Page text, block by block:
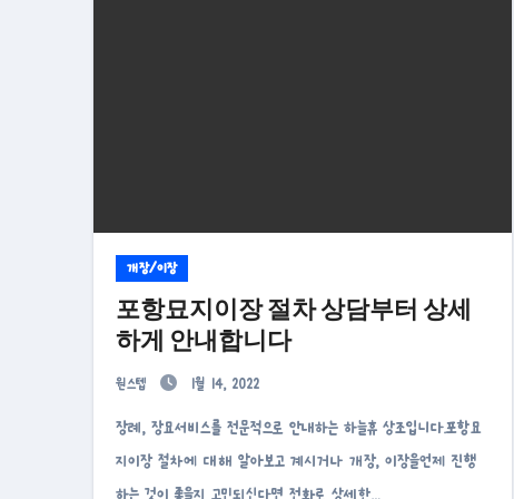
개장/이장
포항묘지이장 절차 상담부터 상세
하게 안내합니다
원스텝 1월 14, 2022
장례, 장묘서비스를 전문적으로 안내하는 하늘휴 상조입니다.포항묘
지이장 절차에 대해 알아보고 계시거나 개장, 이장을언제 진행
하는 것이 좋을지 고민되신다면 전화로 상세한…